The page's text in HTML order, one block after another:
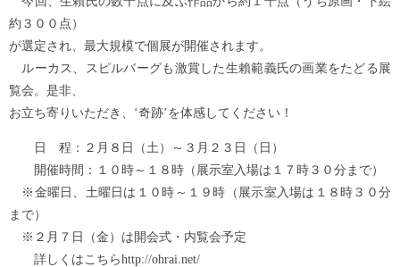
約３００点）
が選定され、最大規模で個展が開催されます。
ルーカス、スピルバーグも激賞した生賴範義氏の画業をたどる展
覧会。是非、
お立ち寄りいただき、‘奇跡’を体感してください！
日 程：２月８日（土）～３月２３日（日）
開催時間：１０時～１８時（展示室入場は１７時３０分まで）
※金曜日、土曜日は１０時～１９時（展示室入場は１８時３０分
まで）
※２月７日（金）は開会式・内覧会予定
詳しくはこちらhttp://ohrai.net/